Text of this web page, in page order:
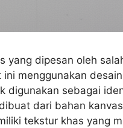
yang dipesan oleh
menggunakan
digunakan sebagai
dari bahan
tekstur khas yang